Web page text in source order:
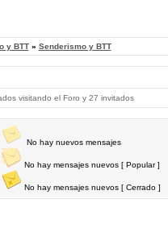
y BTT» Senderismo y BTT
visitando el Foro y 27 invitados
No hay nuevos mensajes
No hay mensajes nuevos [ Popular ]
No hay mensajes nuevos [ Cerrado ]